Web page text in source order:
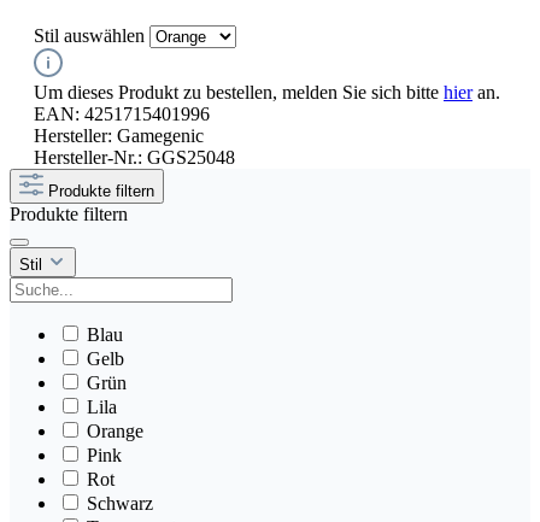
Stil auswählen
Um dieses Produkt zu bestellen, melden Sie sich bitte hieran.
EAN: 4251715401996
Hersteller: Gamegenic
Hersteller-Nr.: GGS25048
Produkte filtern
Produkte filtern
Stil
Blau
Gelb
Grün
Lila
Orange
Pink
Rot
Schwarz